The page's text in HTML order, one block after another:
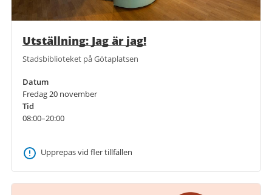
Utställning: Jag är jag!
Stadsbiblioteket på Götaplatsen
Datum
Fredag 20 november
Tid
08:00–20:00
Upprepas vid fler tillfällen